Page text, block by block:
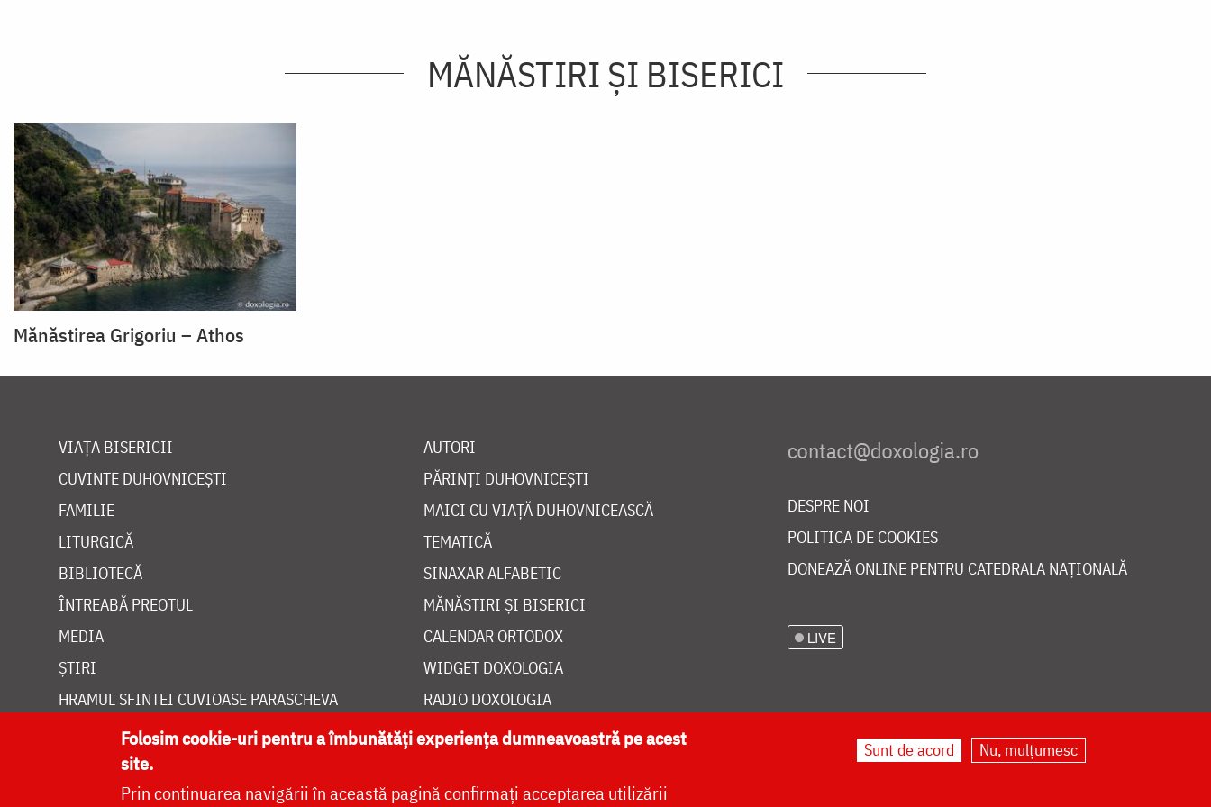
MĂNĂSTIRI ȘI BISERICI
Mănăstirea Grigoriu – Athos
VIAȚA BISERICII
CUVINTE DUHOVNICEȘTI
FAMILIE
LITURGICĂ
BIBLIOTECĂ
ÎNTREABĂ PREOTUL
MEDIA
ȘTIRI
HRAMUL SFINTEI CUVIOASE PARASCHEVA
AUTORI
PĂRINȚI DUHOVNICEȘTI
MAICI CU VIAȚĂ DUHOVNICEASCĂ
TEMATICĂ
SINAXAR ALFABETIC
MĂNĂSTIRI ȘI BISERICI
CALENDAR ORTODOX
WIDGET DOXOLOGIA
RADIO DOXOLOGIA
DESPRE NOI
POLITICA DE COOKIES
DONEAZĂ ONLINE PENTRU CATEDRALA NAȚIONALĂ
LIVE
Folosim cookie-uri pentru a îmbunătăți experiența dumneavoastră pe acest
site.
Prin continuarea navigării în această pagină confirmați acceptarea utilizării
Sunt de acord Nu, mulțumesc